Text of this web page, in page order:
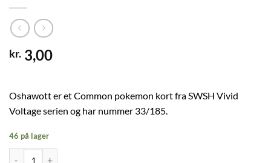
kr. 3,00
Oshawott er et Common pokemon kort fra SWSH Vivid
Voltage serien og har nummer 33/185.
46 på lager